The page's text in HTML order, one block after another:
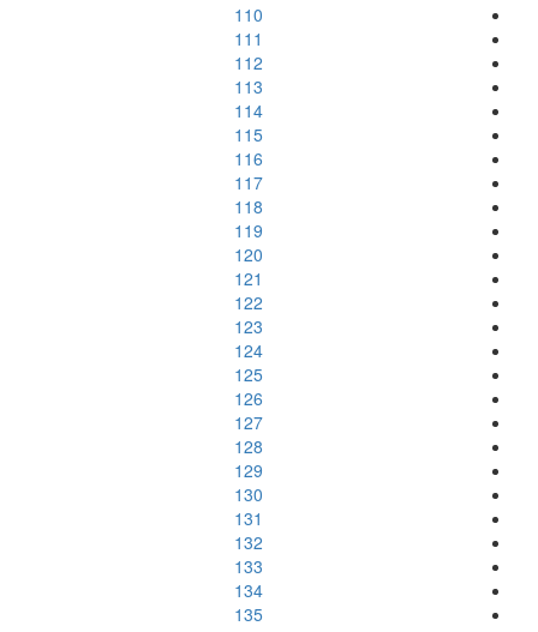
110
111
112
113
114
115
116
117
118
119
120
121
122
123
124
125
126
127
128
129
130
131
132
133
134
135